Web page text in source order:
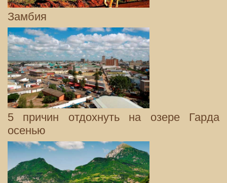
Замбия
5 причин отдохнуть на озере Гарда
осенью